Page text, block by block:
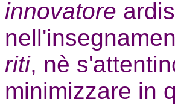
innovatore
riti, nè
minimizzare in